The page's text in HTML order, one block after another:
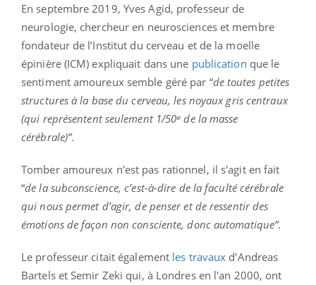
En septembre 2019, Yves Agid, professeur de
neurologie, chercheur en neurosciences et membre
fondateur de l’Institut du cerveau et de la moelle
épinière (ICM) expliquait dans une publication que le
sentiment amoureux semble géré par “de toutes petites
structures à la base du cerveau, les noyaux gris centraux
(qui représentent seulement 1/50ᵉ de la masse
cérébrale)”.
Tomber amoureux n'est pas rationnel, il s'agit en fait
“de la subconscience, c’est-à-dire de la faculté cérébrale
qui nous permet d’agir, de penser et de ressentir des
émotions de façon non consciente, donc automatique”.
Le professeur citait également les travaux d'Andreas
Bartels et Semir Zeki qui, à Londres en l'an 2000, ont